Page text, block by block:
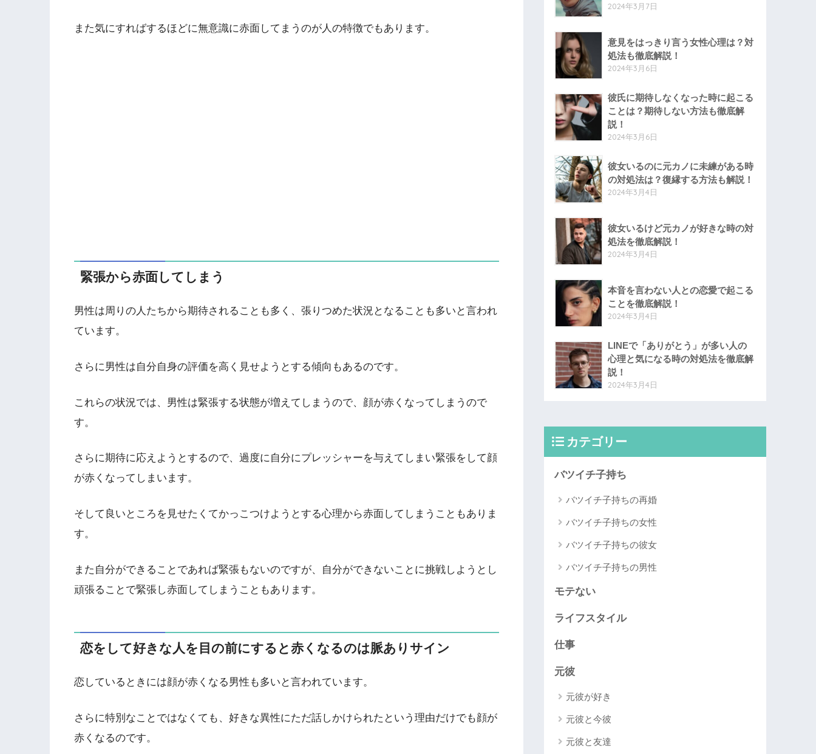
また気にすればするほどに無意識に赤面してまうのが人の特徴でもあります。
緊張から赤面してしまう
男性は周りの人たちから期待されることも多く、張りつめた状況となることも多いと言われ
ています。
さらに男性は自分自身の評価を高く見せようとする傾向もあるのです。
これらの状況では、男性は緊張する状態が増えてしまうので、顔が赤くなってしまうので
す。
さらに期待に応えようとするので、過度に自分にプレッシャーを与えてしまい緊張をして顔
が赤くなってしまいます。
そして良いところを見せたくてかっこつけようとする心理から赤面してしまうこともありま
す。
また自分ができることであれば緊張もないのですが、自分ができないことに挑戦しようとし
頑張ることで緊張し赤面してしまうこともあります。
恋をして好きな人を目の前にすると赤くなるのは脈ありサイン
恋しているときには顔が赤くなる男性も多いと言われています。
さらに特別なことではなくても、好きな異性にただ話しかけられたという理由だけでも顔が
赤くなるのです。
2024年3月7日
意見をはっきり言う女性心理は？対
処法も徹底解説！
2024年3月6日
彼氏に期待しなくなった時に起こる
ことは？期待しない方法も徹底解
説！
2024年3月6日
彼女いるのに元カノに未練がある時
の対処法は？復縁する方法も解説！
2024年3月4日
彼女いるけど元カノが好きな時の対
処法を徹底解説！
2024年3月4日
本音を言わない人との恋愛で起こる
ことを徹底解説！
2024年3月4日
LINEで「ありがとう」が多い人の
心理と気になる時の対処法を徹底解
説！
2024年3月4日
カテゴリー
バツイチ子持ち
バツイチ子持ちの再婚
バツイチ子持ちの女性
バツイチ子持ちの彼女
バツイチ子持ちの男性
モテない
ライフスタイル
仕事
元彼
元彼が好き
元彼と今彼
元彼と友達